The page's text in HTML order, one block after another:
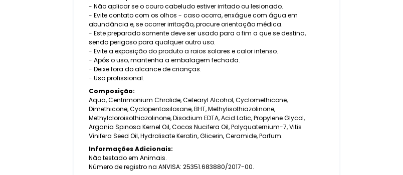
- Não aplicar se o couro cabeludo estiver irritado ou lesionado.
- Evite contato com os olhos - caso ocorra, enxágue com água em
abundância e, se ocorrer irritação, procure orientação médica.
- Este preparado somente deve ser usado para o fim a que se destina,
sendo perigoso para qualquer outro uso.
- Evite a exposição do produto a raios solares e calor intenso.
- Após o uso, mantenha a embalagem fechada.
- Deixe fora do alcance de crianças.
- Uso profissional.
Composição:
Aqua, Centrimonium Chrolide, Cetearyl Alcohol, Cyclomethicone,
Dimethicone, Cyclopentasiloxane, BHT, Methylisothiazolinone,
Methylcloroisothiazolinone, Disodium EDTA, Acid Latic, Propylene Glycol,
Argania Spinosa Kernel Oil, Cocos Nucifera Oil, Polyquaternium-7, Vitis
Vinifera Seed Oil, Hydrolisate Keratin, Glicerin, Ceramide, Parfum.
Informações Adicionais:
Não testado em Animais.
Número de registro na ANVISA: 25351.683880/2017-00.